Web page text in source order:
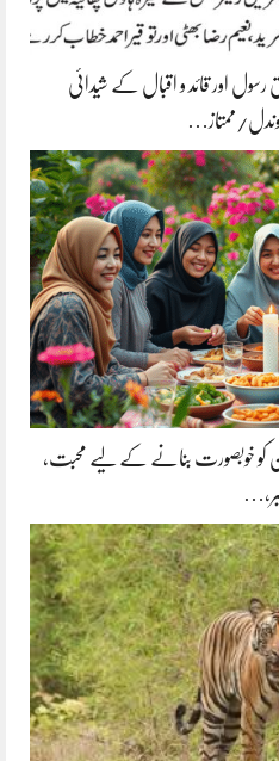
رسول اور قائد و اقبال کے شیدائی
ممتاز…
ان کو خوبصورت بنانے کے لیے محبت،